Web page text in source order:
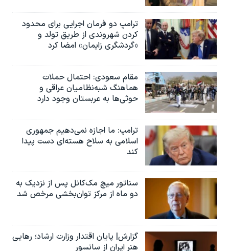
ترامپ دو فرمان اجرایی برای محدود
کردن شهروندی از طریق تولد و
«گردشگری زایمان» امضا کرد
مقام سعودی: احتمال حملات
هماهنگ شبه‌نظامیان عراقی و
حوثی‌ها به عربستان وجود دارد
ترامپ: ما اجازه نمی‌دهیم جمهوری
اسلامی به سلاح هسته‌ای دست پیدا
کند
سناتور میچ مک‌کانل پس از نزدیک به
دو ماه از مرکز توان‌بخشی مرخص شد
گزارش| پایان اقتدار وزارت ارشاد؛ رهایی
هنر ایران از سانسور